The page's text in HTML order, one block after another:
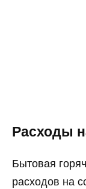
Расходы
Бытовая
расходов на